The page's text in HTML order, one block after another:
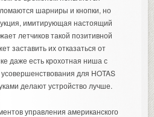
шарниры и кнопки, но
имитирующая настоящий
летчиков такой позитивной
заставить их отказаться от
даже есть крохотная ниша с
для HOTAS
делают устройство лучше.
управления американского